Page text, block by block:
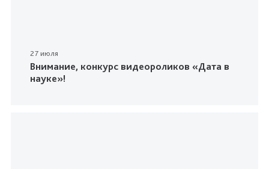
27 июля
Внимание, конкурс видеороликов «Дата в
науке»!